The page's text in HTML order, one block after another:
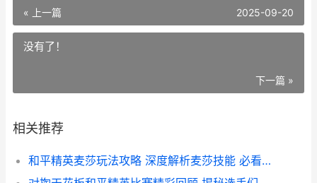
« 上一篇 2025-09-20
没有了！
下一篇 »
相关推荐
和平精英麦莎玩法攻略 深度解析麦莎技能 必看玩法视频解析